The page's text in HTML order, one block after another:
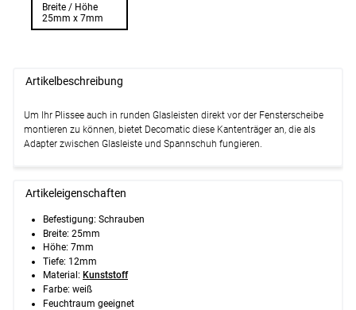
Breite / Höhe
25mm x 7mm
Artikelbeschreibung
Um Ihr Plissee auch in runden Glasleisten direkt vor der Fensterscheibe
montieren zu können, bietet Decomatic diese Kantenträger an, die als
Adapter zwischen Glasleiste und Spannschuh fungieren.
Artikeleigenschaften
Befestigung: Schrauben
Breite: 25mm
Höhe: 7mm
Tiefe: 12mm
Material: Kunststoff
Farbe: weiß
Feuchtraum geeignet